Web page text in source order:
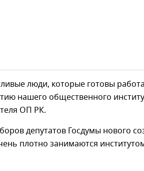
люди, которые готовы
нашего общественного
ОП РК.
депутатов Госдумы нового
плотно занимаются